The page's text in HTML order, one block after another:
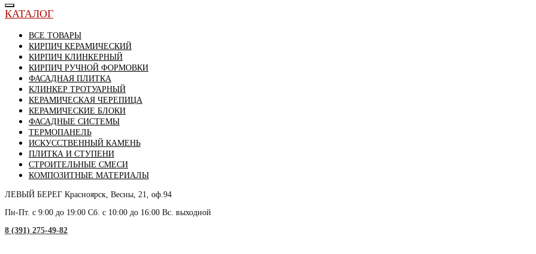
КАТАЛОГ
ВСЕ ТОВАРЫ
КИРПИЧ КЕРАМИЧЕСКИЙ
КИРПИЧ КЛИНКЕРНЫЙ
КИРПИЧ РУЧНОЙ ФОРМОВКИ
ФАСАДНАЯ ПЛИТКА
КЛИНКЕР ТРОТУАРНЫЙ
КЕРАМИЧЕСКАЯ ЧЕРЕПИЦА
КЕРАМИЧЕСКИЕ БЛОКИ
ФАСАДНЫЕ СИСТЕМЫ
ТЕРМОПАНЕЛЬ
ИСКУССТВЕННЫЙ КАМЕНЬ
ПЛИТКА И СТУПЕНИ
СТРОИТЕЛЬНЫЕ СМЕСИ
КОМПОЗИТНЫЕ МАТЕРИАЛЫ
ЛЕВЫЙ БЕРЕГ Красноярск, Весны, 21, оф.94
Пн-Пт. с 9:00 до 19:00 Сб. с 10:00 до 16:00 Вс. выходной
8 (391) 275-49-82